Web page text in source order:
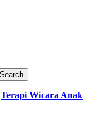
Terapi Wicara Anak